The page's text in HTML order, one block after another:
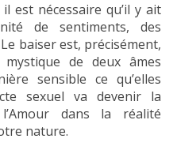
est nécessaire qu’il y ait
de sentiments, des
baiser est, précisément,
de deux âmes
sensible ce qu’elles
sexuel va devenir la
dans la réalité
nature.